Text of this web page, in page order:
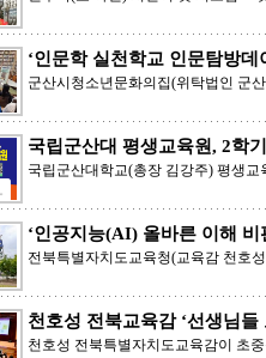
‘인문학 실천학교 인문탐방데
군산시청소년문화의집(위탁법인 군
국립군산대 평생교육원, 2학
국립군산대학교(총장 김강주) 평생
‘인공지능(AI) 올바른 이해 비
전북특별자치도교육청(교육감 천호
천호성 전북교육감 ‘선생님들
천호성 전북특별자치도교육감이 초